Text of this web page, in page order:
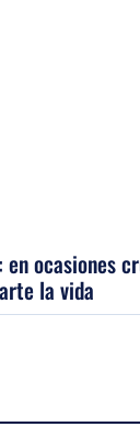
en ocasiones
la vida